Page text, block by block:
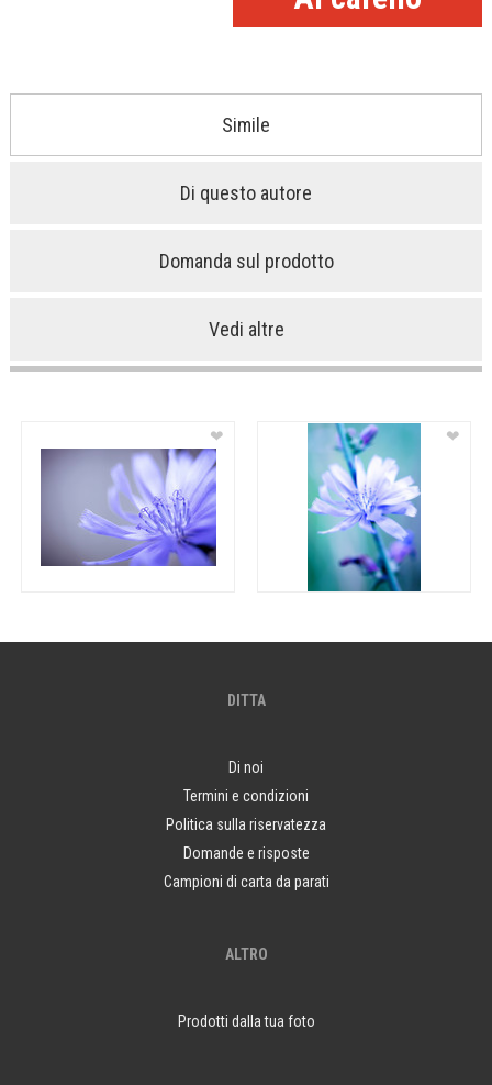
Simile
Di questo autore
Domanda sul prodotto
Vedi altre
❤ ❤
DITTA
Di noi
Termini e condizioni
Politica sulla riservatezza
Domande e risposte
Campioni di carta da parati
ALTRO
Prodotti dalla tua foto